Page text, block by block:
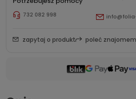
732 082 998
zapytaj o produkt poleć